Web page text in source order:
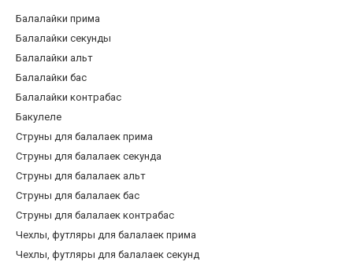
Балалайки прима
Балалайки секунды
Балалайки альт
Балалайки бас
Балалайки контрабас
Бакулеле
Струны для балалаек прима
Струны для балалаек секунда
Струны для балалаек альт
Струны для балалаек бас
Струны для балалаек контрабас
Чехлы, футляры для балалаек прима
Чехлы, футляры для балалаек секунд